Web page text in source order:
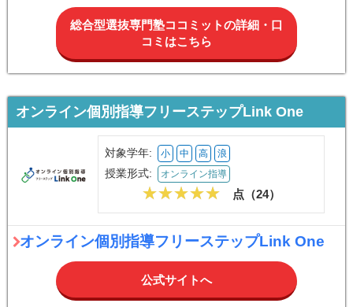
総合型選抜専門塾ココミットの詳細・口
コミはこちら
オンライン個別指導フリーステップLink One
対象学年: 小 中 高 浪
授業形式: オンライン指導
点（24）
オンライン個別指導フリーステップLink One
公式サイトへ